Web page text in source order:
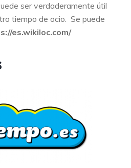
ser verdaderamente útil
tiempo de ocio. Se puede
es.wikiloc.com/